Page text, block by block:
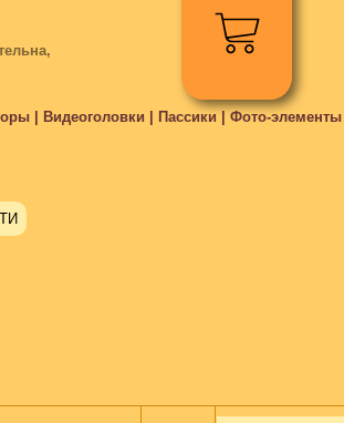
| Видеоголовки | Пассики | Фото-элементы |